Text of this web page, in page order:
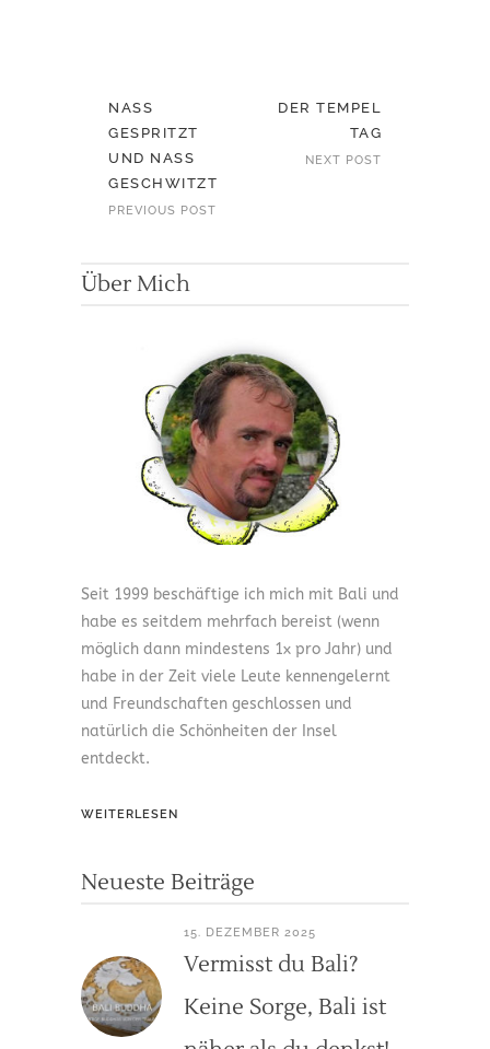
NASS G
ESPRITZT U
ND NASS GE
SCHWITZT
PREVIOUS POST
DER TEMPEL
TAG
NEXT POST
Über Mich
Seit 1999 beschäftige ich mich mit Bali und
habe es seitdem mehrfach bereist (wenn
möglich dann mindestens 1x pro Jahr) und
habe in der Zeit viele Leute kennengelernt
und Freundschaften geschlossen und
natürlich die Schönheiten der Insel
entdeckt.
WEITERLESEN
Neueste Beiträge
15. DEZEMBER 2025
Vermisst du Bali?
Keine Sorge, Bali ist